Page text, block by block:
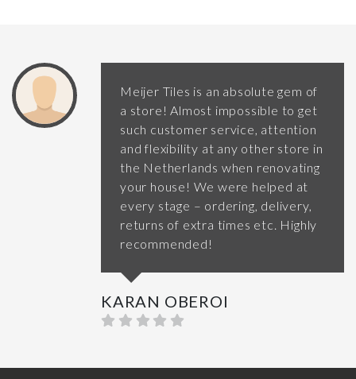
Meijer Tiles is an absolute gem of
a store! Almost impossible to get
such customer service, attention
and flexibility at any other store in
the Netherlands when renovating
your house! We were helped at
every stage – ordering, delivery,
returns of extra times etc. Highly
recommended!
KARAN OBEROI